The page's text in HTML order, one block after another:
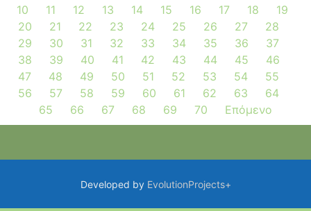
10
11 12 13 14 15 16 17 18
19
20
21 22 23 24 25 26 27
28
29
30 31 32 33 34 35 36
37
38
39 40 41 42 43 44 45
46
47
48 49 50 51 52 53 54
55
56
57 58 59 60 61 62 63
64
65
66 67 68 69 70 Επόμενο
Developed by EvolutionProjects+